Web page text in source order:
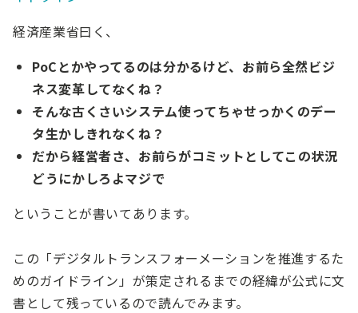
経済産業省曰く、
PoCとかやってるのは分かるけど、お前ら全然ビジ
ネス変革してなくね？
そんな古くさいシステム使ってちゃせっかくのデー
タ生かしきれなくね？
だから経営者さ、お前らがコミットとしてこの状況
どうにかしろよマジで
ということが書いてあります。
この「デジタルトランスフォーメーションを推進するた
めのガイドライン」が策定されるまでの経緯が公式に文
書として残っているので読んでみます。